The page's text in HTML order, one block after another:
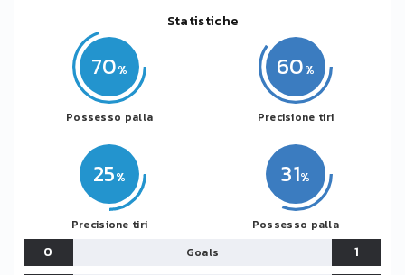
Statistiche
70
Possesso palla
25
Precisione tiri
31
Possesso palla
60
Precisione tiri
0 Goals
1